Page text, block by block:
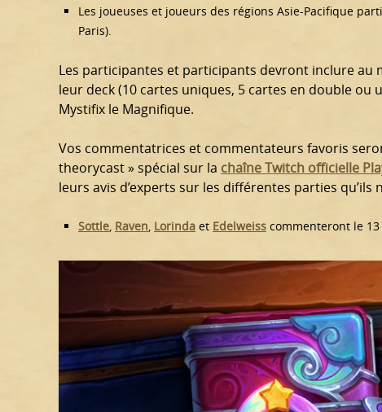
Les joueuses et joueurs des régions Asie-Pacifique
Paris).
Les participantes et participants devront inclure au
leur deck (10 cartes uniques, 5 cartes en double ou
Mystifix le Magnifique.
Vos commentatrices et commentateurs favoris
theorycast » spécial sur la chaîne Twitch officielle
leurs avis d’experts sur les différentes parties
Sottle, Raven, Lorinda et Edelweiss commenteront le